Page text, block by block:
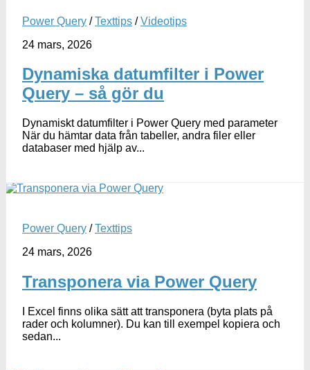
Power Query /Texttips /Videotips
24 mars, 2026
Dynamiska datumfilter i Power
Query – så gör du
Dynamiskt datumfilter i Power Query med parameter
När du hämtar data från tabeller, andra filer eller
databaser med hjälp av...
Power Query /Texttips
24 mars, 2026
Transponera via Power Query
I Excel finns olika sätt att transponera (byta plats på
rader och kolumner). Du kan till exempel kopiera och
sedan...